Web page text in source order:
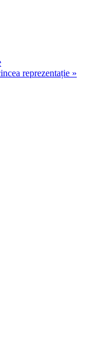
reprezentație »